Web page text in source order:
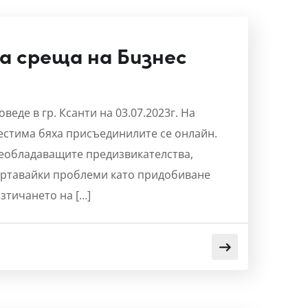
среща на Бизнес
в гр. Ксанти на 03.07.2023г. На
бяха присъединилите се онлайн.
предизвикателства,
проблеми като придобиване
на […]